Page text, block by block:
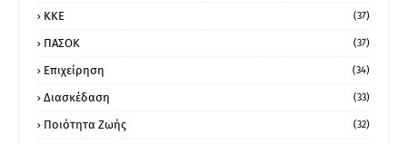
ΚΚΕ (37)
ΠΑΣΟΚ (37)
Επιχείρηση (34)
Διασκέδαση (33)
Ποιότητα Ζωής (32)